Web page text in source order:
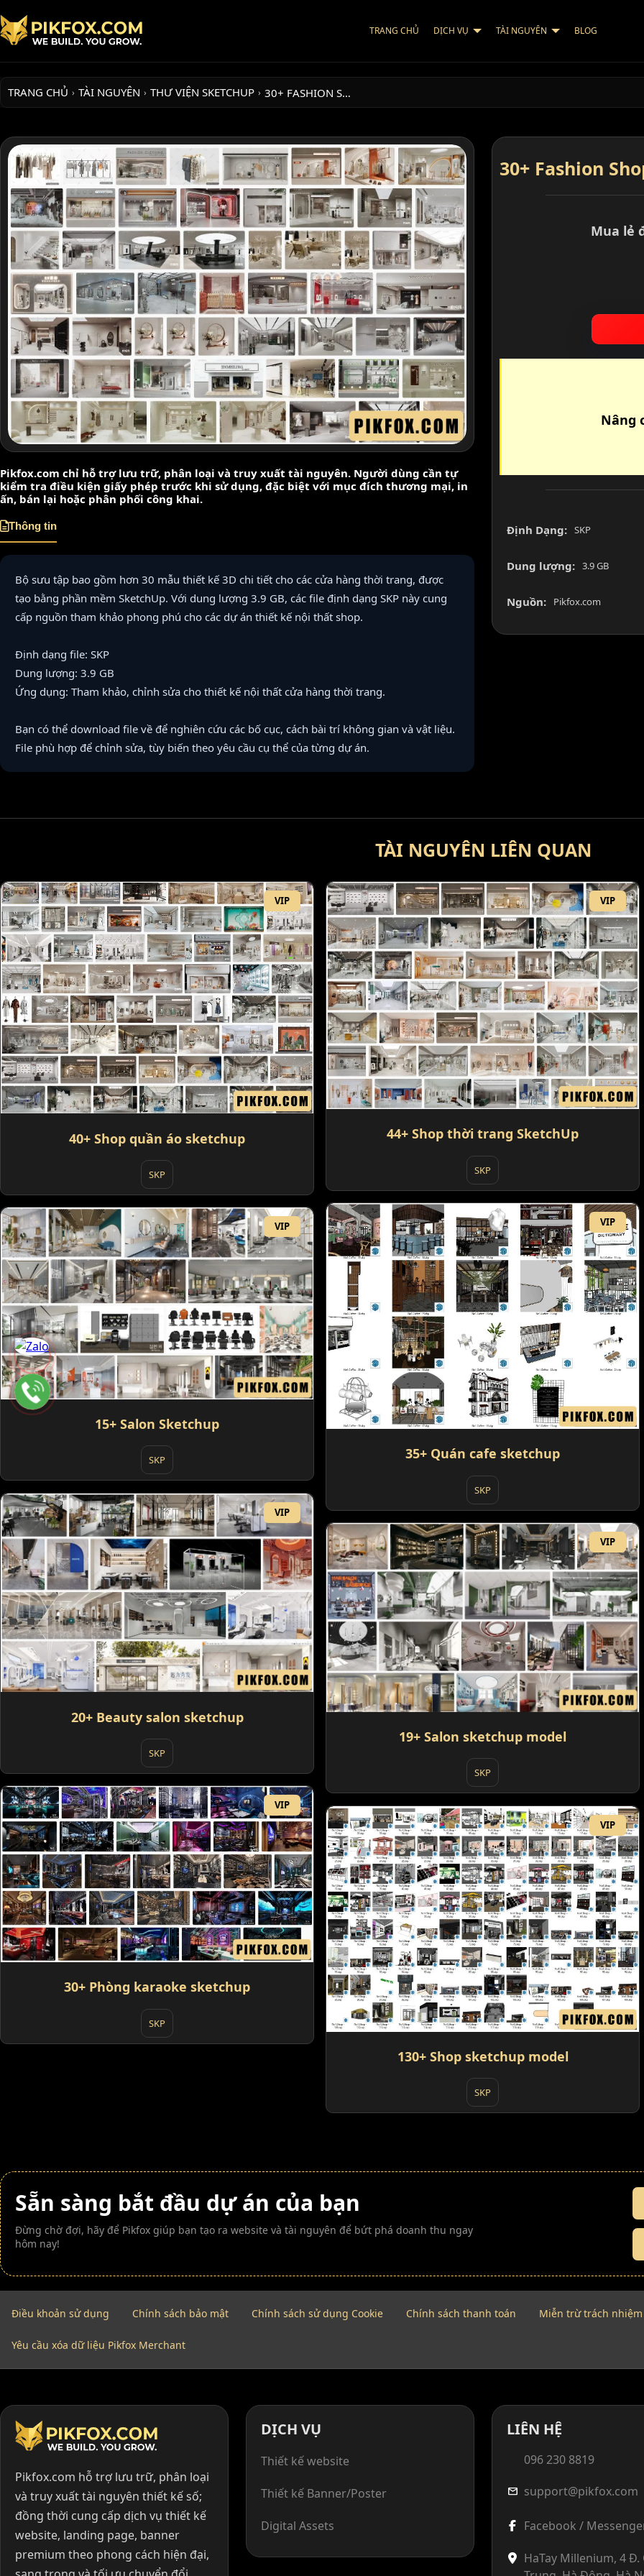
TRANG CHỦ DỊCH VỤ TÀI NGUYÊN BLOG
TRANG CHỦ › TÀI NGUYÊN › THƯ VIỆN SKETCHUP › 30+ FASHION S…
Pikfox.com chỉ hỗ trợ lưu trữ, phân loại và truy xuất tài nguyên. Người dùng cần tự
kiểm tra điều kiện giấy phép trước khi sử dụng, đặc biệt với mục đích thương mại, in
ấn, bán lại hoặc phân phối công khai.
Thông tin
Bộ sưu tập bao gồm hơn 30 mẫu thiết kế 3D chi tiết cho các cửa hàng thời trang, được
tạo bằng phần mềm SketchUp. Với dung lượng 3.9 GB, các file định dạng SKP này cung
cấp nguồn tham khảo phong phú cho các dự án thiết kế nội thất shop.
Định dạng file: SKP
Dung lượng: 3.9 GB
Ứng dụng: Tham khảo, chỉnh sửa cho thiết kế nội thất cửa hàng thời trang.
Bạn có thể download file về để nghiên cứu các bố cục, cách bài trí không gian và vật liệu.
File phù hợp để chỉnh sửa, tùy biến theo yêu cầu cụ thể của từng dự án.
30+ Fashion
Mua lẻ
Nâng
Định Dạng: SKP
Dung lượng: 3.9 GB
Nguồn: Pikfox.com
TÀI NGUYÊN LIÊN QUAN
VIP
40+ Shop quần áo sketchup
SKP
VIP
44+ Shop thời trang SketchUp
SKP
VIP
35+ Quán cafe sketchup
SKP
VIP
15+ Salon Sketchup
SKP
VIP
20+ Beauty salon sketchup
SKP
VIP
19+ Salon sketchup model
SKP
VIP
30+ Phòng karaoke sketchup
SKP
VIP
130+ Shop sketchup model
SKP
Sẵn sàng bắt đầu dự án của bạn
Đừng chờ đợi, hãy để Pikfox giúp bạn tạo ra website và tài nguyên để bứt phá doanh thu ngay
hôm nay!
Điều khoản sử dụng Chính sách bảo mật Chính sách sử dụng Cookie Chính sách thanh toán Miễn trừ trách nhiệm
Yêu cầu xóa dữ liệu Pikfox Merchant
Pikfox.com hỗ trợ lưu trữ, phân loại
và truy xuất tài nguyên thiết kế số;
đồng thời cung cấp dịch vụ thiết kế
website, landing page, banner
premium theo phong cách hiện đại,
DỊCH VỤ
Thiết kế website
Thiết kế Banner/Poster
Digital Assets
LIÊN HỆ
096 230 8819
mail support@pikfox.com
Facebook /
HaTay Millenium, 4